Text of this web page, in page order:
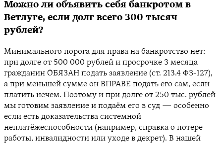
Можно ли объявить себя банкротом в
Ветлуге, если долг всего 300 тысяч
рублей?
Минимального порога для права на банкротство нет:
при долге от 500 000 рублей и просрочке 3 месяца
гражданин ОБЯЗАН подать заявление (ст. 213.4 ФЗ-127),
а при меньшей сумме он ВПРАВЕ подать его сам, если
платить нечем. Поэтому и при долге от 250 тыс. рублей
мы готовим заявление и подаём его в суд — особенно
если есть доказательства системной
неплатёжеспособности (например, справка о потере
работы, инвалидности или уходе в декрет). В нашей